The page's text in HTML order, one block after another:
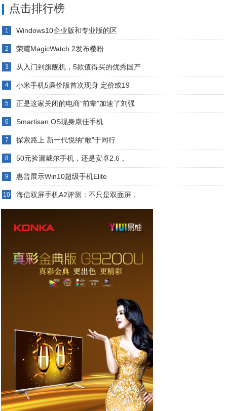
点击排行榜
1 Windows10企业版和专业版的区
2 荣耀MagicWatch 2发布樱粉
3 从入门到旗舰机，5款值得买的优秀国产
4 小米手机5廉价版首次现身 定价或19
5 正是这家关闭的电商“前辈”加速了刘强
6 Smartisan OS现身康佳手机
7 探索路上 新一代悦纳“敢”于同行
8 50元捡漏戴尔手机，还是安卓2.6，
9 惠普展示Win10超级手机Elite
10 海信双屏手机A2评测：不只是双面屏，